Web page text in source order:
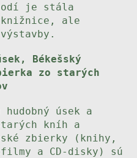
je stála
ale
Békešský
zo starých
úsek a
kníh a
zbierky (knihy,
a CD-disky) sú